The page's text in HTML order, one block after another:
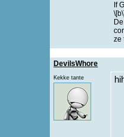
If
ze
DevilsWhore
Kekke tante